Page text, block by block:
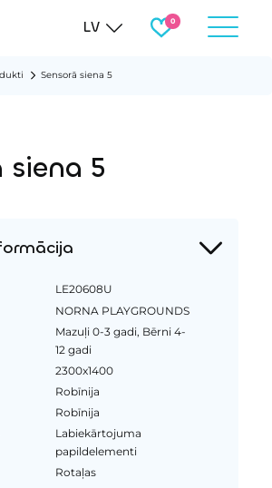
LV
Sensorā siena 5
siena 5
LE20608U
NORNA PLAYGROUNDS
Mazuļi 0-3 gadi, Bērni 4-
12 gadi
2300x1400
Robīnija
Robīnija
Labiekārtojuma
papildelementi
Rotaļas